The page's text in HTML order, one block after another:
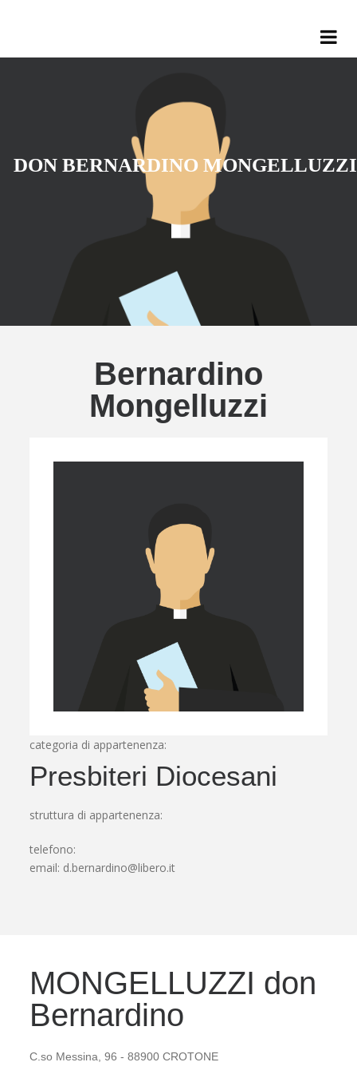
DON BERNARDINO MONGELLUZZI
Bernardino
Mongelluzzi
categoria di appartenenza:
Presbiteri Diocesani
struttura di appartenenza:
telefono:
email: d.bernardino@libero.it
MONGELLUZZI don
Bernardino
C.so Messina, 96 - 88900 CROTONE